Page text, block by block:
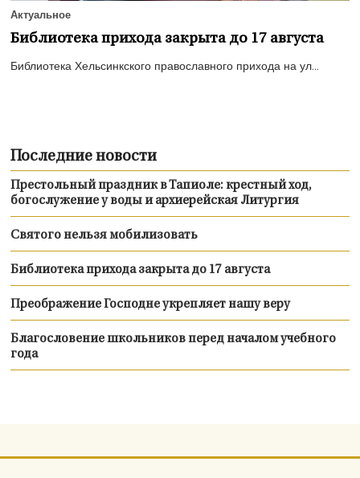
Актуальное
Библиотека прихода закрыта до 17 августа
Библиотека Хельсинкского православного прихода на ул...
Последние новости
Престольный праздник в Тапиоле: крестный ход,
богослужение у воды и архиерейская Литургия
Святого нельзя мобилизовать
Библиотека прихода закрыта до 17 августа
Преображение Господне укрепляет нашу веру
Благословение школьников перед началом учебного
года